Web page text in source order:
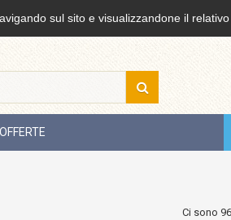
sul sito e visualizzandone il
OFFERTE
Ci sono